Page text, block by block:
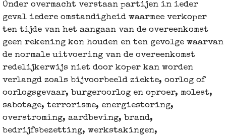
Onder overmacht verstaan partijen in ieder
geval iedere omstandigheid waarmee verkoper
ten tijde van het aangaan van de overeenkomst
geen rekening kon houden en ten gevolge waarvan
de normale uitvoering van de overeenkomst
redelijkerwijs niet door koper kan worden
verlangd zoals bijvoorbeeld ziekte, oorlog of
oorlogsgevaar, burgeroorlog en oproer, molest,
sabotage, terrorisme, energiestoring,
overstroming, aardbeving, brand,
bedrijfsbezetting, werkstakingen,